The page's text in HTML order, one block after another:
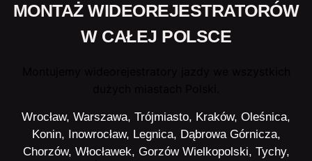
MONTAŻ WIDEOREJESTRATORÓW
W CAŁEJ POLSCE
Wrocław, Warszawa, Trójmiasto, Kraków, Oleśnica,
Konin, Inowrocław, Legnica, Dąbrowa Górnicza,
Chorzów, Włocławek, Gorzów Wielkopolski, Tychy,